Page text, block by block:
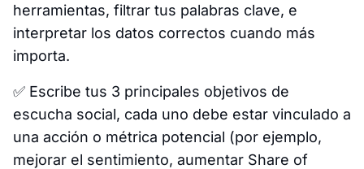
herramientas, filtrar tus palabras clave, e
interpretar los datos correctos cuando más
importa.
✅ Escribe tus 3 principales objetivos de
escucha social, cada uno debe estar vinculado a
una acción o métrica potencial (por ejemplo,
mejorar el sentimiento, aumentar Share of